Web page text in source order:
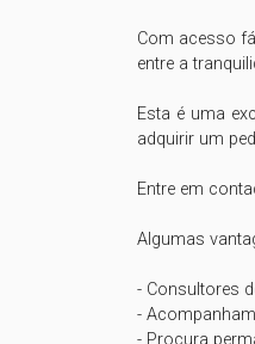
Com acesso
entre a
Esta é uma
adquirir um
Entre em
Algumas
- Consultores
-
- Procura